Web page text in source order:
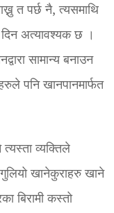
त पर्छ नै, त्यसमाथि
अत्यावश्यक छ ।
सामान्य बनाउन
पनि खानपानमार्फत
व्यक्तिले
खानेकुराहरु खाने
बिरामी कस्तो